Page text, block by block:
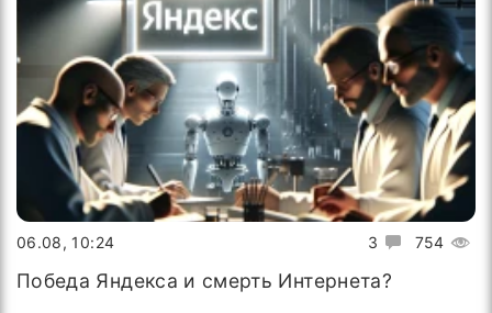
3 754
06.08, 10:24
Победа Яндекса и смерть Интернета?